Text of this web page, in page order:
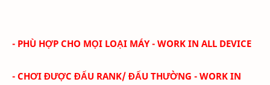
- PHÙ HỢP CHO MỌI LOẠI MÁY - WORK IN ALL DEVICE
- CHƠI ĐƯỢC ĐẤU RANK/ ĐẤU THƯỜNG - WORK IN